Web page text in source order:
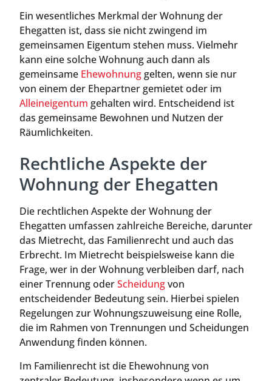
Ein wesentliches Merkmal der Wohnung der
Ehegatten ist, dass sie nicht zwingend im
gemeinsamen Eigentum stehen muss. Vielmehr
kann eine solche Wohnung auch dann als
gemeinsame Ehewohnunggelten, wenn sie nur
von einem der Ehepartner gemietet oder im
Alleineigentum gehalten wird. Entscheidend ist
das gemeinsame Bewohnen und Nutzen der
Räumlichkeiten.
Rechtliche Aspekte der
Wohnung der Ehegatten
Die rechtlichen Aspekte der Wohnung der
Ehegatten umfassen zahlreiche Bereiche, darunter
das Mietrecht, das Familienrecht und auch das
Erbrecht. Im Mietrecht beispielsweise kann die
Frage, wer in der Wohnung verbleiben darf, nach
einer Trennung oderScheidungvon
entscheidender Bedeutung sein. Hierbei spielen
Regelungen zur Wohnungszuweisung eine Rolle,
die im Rahmen von Trennungen und Scheidungen
Anwendung finden können.
Im Familienrecht ist die Ehewohnung von